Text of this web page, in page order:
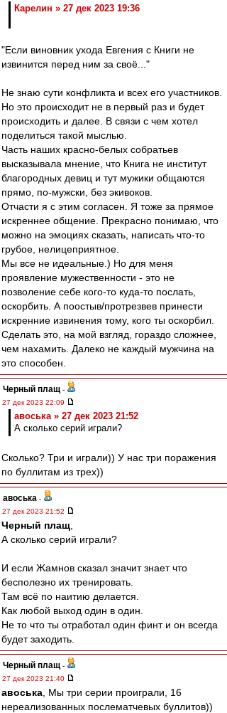
Карелин » 27 дек 2023 19:36
"Если виновник ухода Евгения с Книги не
извинится перед ним за своё..."
Не знаю сути конфликта и всех его участников.
Но это происходит не в первый раз и будет
происходить и далее. В связи с чем хотел
поделиться такой мыслью.
Часть наших красно-белых собратьев
высказывала мнение, что Книга не институт
благородных девиц и тут мужики общаются
прямо, по-мужски, без экивоков.
Отчасти я с этим согласен. Я тоже за прямое
искреннее общение. Прекрасно понимаю, что
можно на эмоциях сказать, написать что-то
грубое, нелицеприятное.
Мы все не идеальные.) Но для меня
проявление мужественности - это не
позволение себе кого-то куда-то послать,
оскорбить. А поостыв/протрезвев принести
искренние извинения тому, кого ты оскорбил.
Сделать это, на мой взгляд, гораздо сложнее,
чем нахамить. Далеко не каждый мужчина на
это способен.
Черный плащ -
27 дек 2023 22:09
авоська » 27 дек 2023 21:52
А сколько серий играли?
Сколько? Три и играли)) У нас три поражения
по буллитам из трех))
авоська -
27 дек 2023 21:52
Черный плащ
А сколько серий играли?
И если Жамнов сказал значит знает что
бесполезно их тренировать.
Там всё по наитию делается.
Как любой выход один в один.
Не то что ты отработал один финт и он всегда
будет заходить.
Черный плащ -
27 дек 2023 21:40
авоська , Мы три серии проиграли, 16
нереализованных послематчевых буллитов))